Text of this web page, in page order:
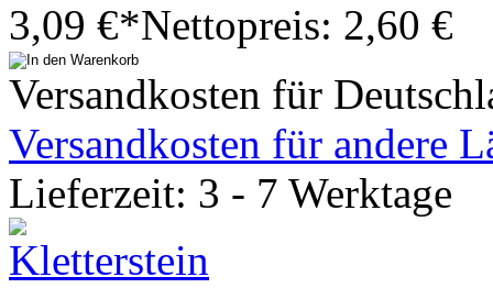
3,09 €*Nettopreis: 2,60 €
Versandkosten für
Versandkosten für andere
Lieferzeit: 3 - 7 Werktage